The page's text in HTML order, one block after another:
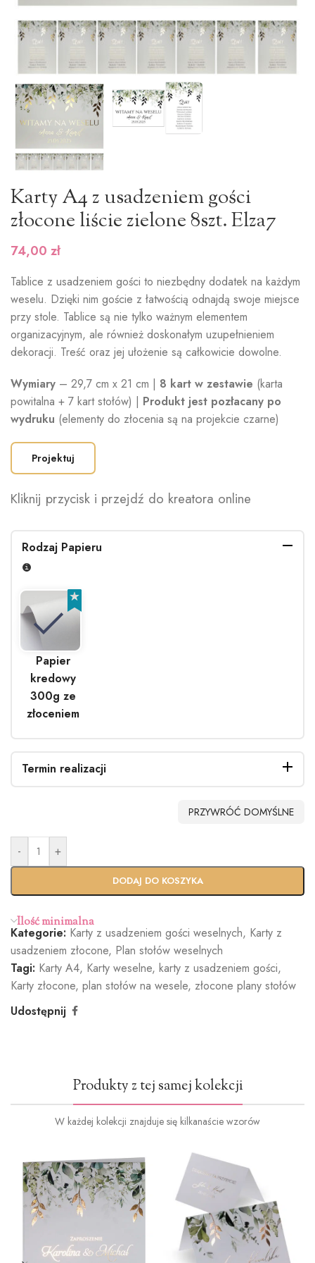
Karty A4 z usadzeniem gości
złocone liście zielone 8szt. Elza7
74,00 zł
Tablice z usadzeniem gości to niezbędny dodatek na każdym
weselu. Dzięki nim goście z łatwością odnajdą swoje miejsce
przy stole. Tablice są nie tylko ważnym elementem
organizacyjnym, ale również doskonałym uzupełnieniem
dekoracji. Treść oraz jej ułożenie są całkowicie dowolne.
Wymiary – 29,7 cm x 21 cm | 8 kart w zestawie (karta
powitalna + 7 kart stołów) | Produkt jest pozłacany po
wydruku (elementy do złocenia są na projekcie czarne)
Projektuj
Kliknij przycisk i przejdź do kreatora online
Rodzaj Papieru
Papier
kredowy
300g ze
złoceniem
Termin realizacji
Standardo
Ekspres
(+100zł)
PRZYWRÓĆ DOMYŚLNE
- +
DODAJ DO KOSZYKA
Ilość minimalna
Kategorie: Karty z usadzeniem gości weselnych, Karty z
usadzeniem złocone, Plan stołów weselnych
Tagi: Karty A4, Karty weselne, karty z usadzeniem gości,
Karty złocone, plan stołów na wesele, złocone plany stołów
Udostępnij
Produkty z tej samej kolekcji
W każdej kolekcji znajduje się kilkanaście wzorów